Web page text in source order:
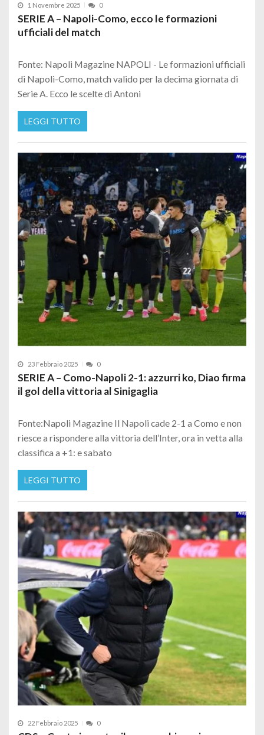
1 Novembre 2025 0
SERIE A – Napoli-Como, ecco le formazioni
ufficiali del match
Fonte: Napoli Magazine NAPOLI - Le formazioni ufficiali
di Napoli-Como, match valido per la decima giornata di
Serie A. Ecco le scelte di Antoni
LEGGI TUTTO
23 Febbraio 2025 0
SERIE A – Como-Napoli 2-1: azzurri ko, Diao firma
il gol della vittoria al Sinigaglia
Fonte:Napoli Magazine Il Napoli cade 2-1 a Como e non
riesce a rispondere alla vittoria dell’Inter, ora in vetta alla
classifica a +1: e sabato
LEGGI TUTTO
22 Febbraio 2025 0